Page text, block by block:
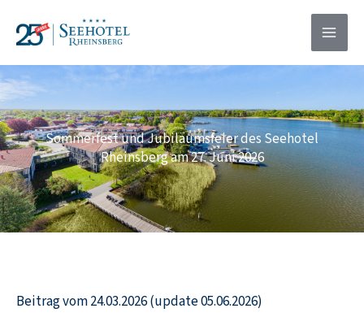
springen
Inhalt
springen
Sommerfest und Jubiläumsfeier des Seehotel
Rheinsberg am 27. Juni 2026
Beitrag vom 24.03.2026 (update 05.06.2026)